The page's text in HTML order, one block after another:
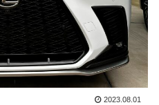
2023.08.01